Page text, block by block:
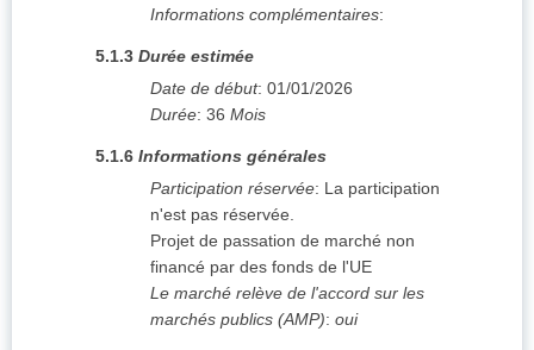
Informations complémentaires:
5.1.3 Durée estimée
Date de début: 01/01/2026
Durée: 36 Mois
5.1.6 Informations générales
Participation réservée: La participation
n'est pas réservée.
Projet de passation de marché non
financé par des fonds de l'UE
Le marché relève de l'accord sur les
marchés publics (AMP): oui